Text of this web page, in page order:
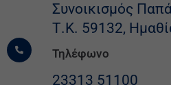
Συνοικισμός
Τ.Κ. 59132,
Τηλέφωνο
23313 51100